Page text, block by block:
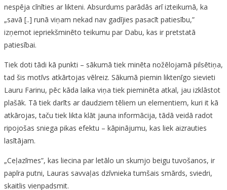
nespēja cīnīties ar likteni. Absurdums parādās arī izteikumā, ka
„savā [..] runā viņam nekad nav gadījies pasacīt patiesību,”
izņemot iepriekšminēto teikumu par Dabu, kas ir pretstatā
patiesībai.
Tiek doti tādi kā punkti – sākumā tiek minēta nožēlojamā pilsētiņa,
tad šis motīvs atkārtojas vēlreiz. Sākumā piemin liktenīgo sievieti
Lauru Farinu, pēc kāda laika viņa tiek pieminēta atkal, jau izklāstot
plašāk. Tā tiek darīts ar daudziem tēliem un elementiem, kuri it kā
atkārojas, taču tiek likta klāt jauna informācija, tādā veidā radot
ripojošas sniega pikas efektu – kāpinājumu, kas liek aizrauties
lasītājam.
„Ceļazīmes”, kas liecina par letālo un skumjo beigu tuvošanos, ir
papīra putni, Lauras savvaļas dzīvnieka tumšais smārds, sviedri,
skaitlis vienpadsmit.